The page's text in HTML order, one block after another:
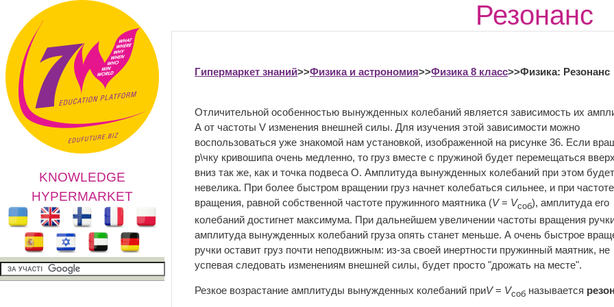
KNOWLEDGE
HYPERMARKET
Резонанс
Гипермаркет знаний>>Физика и астрономия>>Физика 8 класс>>Физика: Резонанс
Отличительной особенностью вынужденных колебаний является зависимость их
А от частоты V изменения внешней силы. Для изучения этой зависимости можно
воспользоваться уже знакомой нам установкой, изображенной на рисунке 36. Если
р\чку кривошипа очень медленно, то груз вместе с пружиной будет перемещаться
вниз так же, как и точка подвеса О. Амплитуда вынужденных колебаний при этом будет
невелика. При более быстром вращении груз начнет колебаться сильнее, и при частоте
вращения, равной собственной частоте пружинного маятника (V= Vсоб), амплитуда его
колебаний достигнет максимума. При дальнейшем увеличении частоты вращения
амплитуда вынужденных колебаний груза опять станет меньше. А очень быстрое
ручки оставит груз почти неподвижным: из-за своей инертности пружинный маятник, не
успевая следовать изменениям внешней силы, будет просто "дрожать на месте".
Резкое возрастание амплитуды вынужденных колебаний приV= Vсоб называется